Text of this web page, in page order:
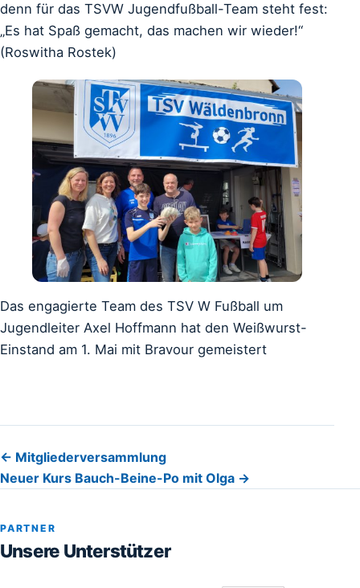
denn für das TSVW Jugendfußball-Team steht fest:
„Es hat Spaß gemacht, das machen wir wieder!“
(Roswitha Rostek)
Das engagierte Team des TSV W Fußball um
Jugendleiter Axel Hoffmann hat den Weißwurst-
Einstand am 1. Mai mit Bravour gemeistert
Beitragsnavigation
← Mitgliederversammlung
Neuer Kurs Bauch-Beine-Po mit Olga →
PARTNER
Unsere Unterstützer